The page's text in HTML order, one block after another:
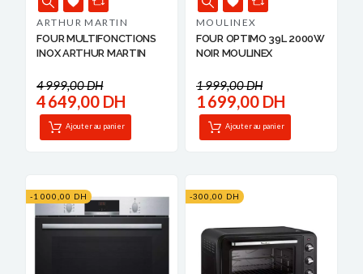
ARTHUR MARTIN
FOUR MULTIFONCTIONS
INOX ARTHUR MARTIN
4 999,00 DH
4 649,00 DH
Ajouter au panier
MOULINEX
FOUR OPTIMO 39L 2000W
NOIR MOULINEX
1 999,00 DH
1 699,00 DH
Ajouter au panier
-1 000,00 DH -300,00 DH